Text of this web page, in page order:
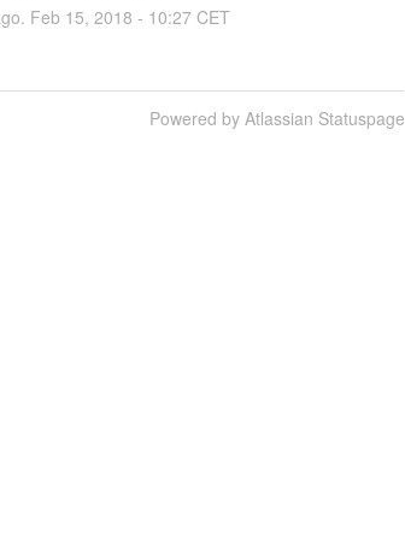
Feb 15, 2018 - 10:27CET
Powered by Atlassian Statuspage